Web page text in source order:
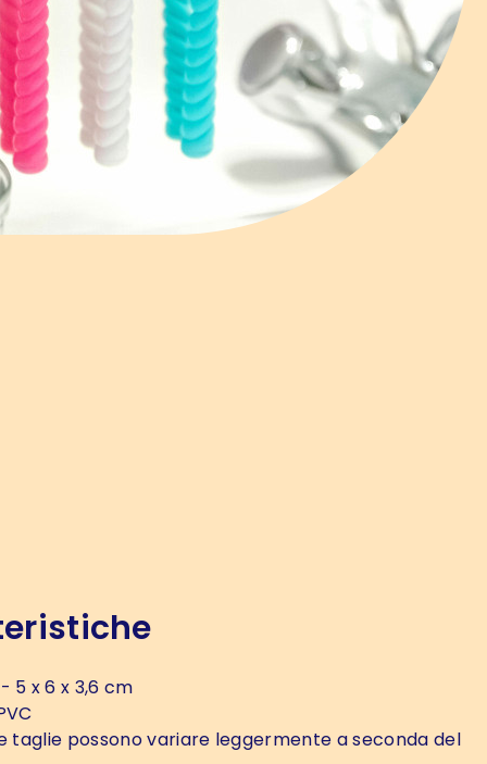
- 5 x 6 x 3,6 cm
taglie possono variare leggermente a seconda del